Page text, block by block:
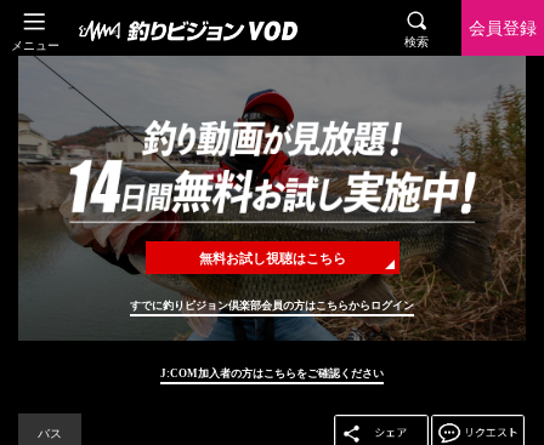
メニュー 検索
会員登録
無料お試し視聴はこちら
すでに釣りビジョン倶楽部会員の方はこちらからログイン
J:COM加入者の方はこちらをご確認ください
バス